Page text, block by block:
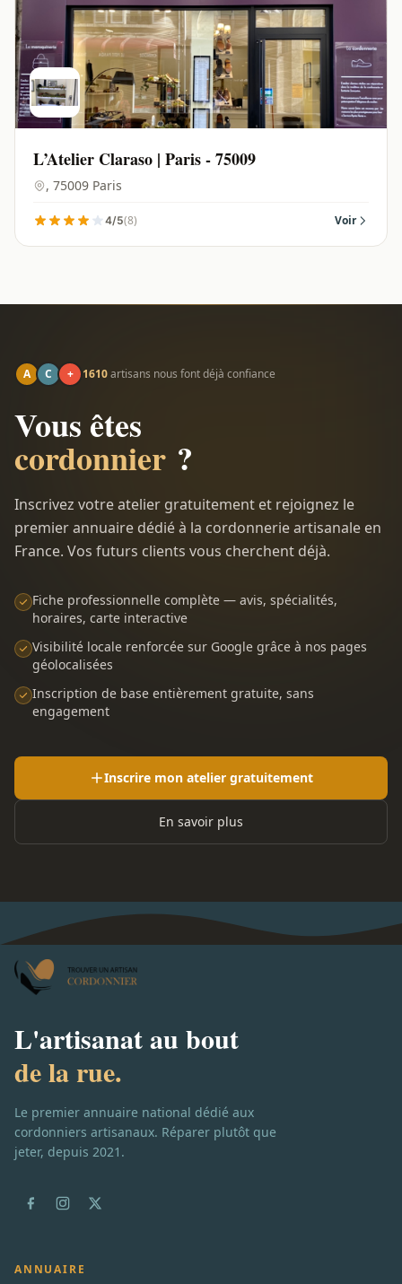
L’Atelier Claraso | Paris - 75009
, 75009 Paris
4/5(8) Voir
A C + 1610artisans nous font déjà confiance
Vous êtes
cordonnier ?
Inscrivez votre atelier gratuitement et rejoignez le
premier annuaire dédié à la cordonnerie artisanale en
France. Vos futurs clients vous cherchent déjà.
Fiche professionnelle complète — avis, spécialités,
horaires, carte interactive
Visibilité locale renforcée sur Google grâce à nos pages
géolocalisées
Inscription de base entièrement gratuite, sans
engagement
Inscrire mon atelier gratuitement
En savoir plus
L'artisanat au bout
de la rue.
Le premier annuaire national dédié aux
cordonniers artisanaux. Réparer plutôt que
jeter, depuis 2021.
ANNUAIRE